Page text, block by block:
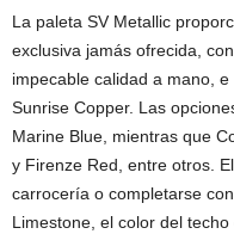
La paleta SV Metallic
exclusiva jamás ofrecida,
impecable calidad a mano,
Sunrise Copper. Las
Marine Blue, mientras que
y Firenze Red, entre otros.
carrocería o completarse
Limestone, el color del techo